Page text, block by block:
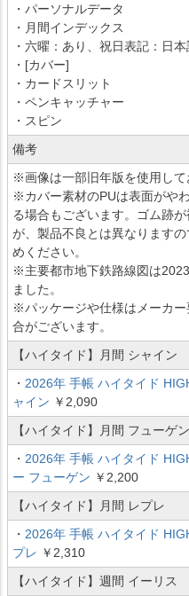
・パーソナルデータ
・月間インデックス
・六曜：あり、祝日表記：日本
・[カバー]
・カードスリット
・ペンキャッチャー
・スピン
備考
※画像は一部旧年版を使用して
※カバー素材のPUは表面がや
る場合もございます。ゴム跡
が、製品不良とは異なります
めください。
※主要都市地下鉄路線図は
ました。
※パッケージや仕様はメーカ
合がございます。
【ハイタイド】月間 シャイン
・ 2026年 手帳 ハイタイド
ャイン ￥2,090
【ハイタイド】月間 フューゲン
・ 2026年 手帳 ハイタイド
ー フューゲン ￥2,200
【ハイタイド】月間 レプレ
・ 2026年 手帳 ハイタイド
プレ ￥2,310
【ハイタイド】週間 イーリス